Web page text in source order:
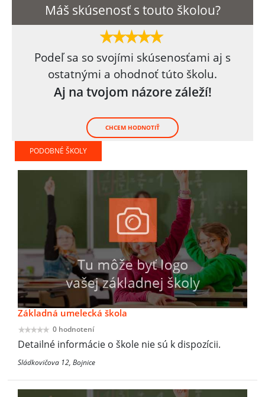
Máš skúsenosť s touto školou?
Podeľ sa so svojími skúsenosťami aj s
ostatnými a ohodnoť túto školu.
Aj na tvojom názore záleží!
CHCEM HODNOTIŤ
PODOBNÉ ŠKOLY
Základná umelecká škola
0 hodnotení
Detailné informácie o škole nie sú k dispozícii.
Sládkovičova 12, Bojnice